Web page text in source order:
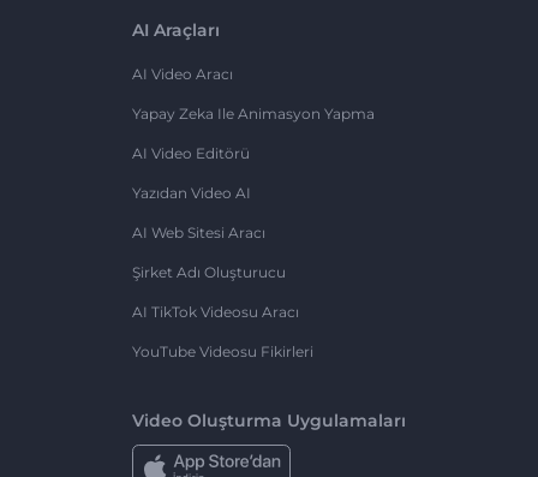
AI Araçları
AI Video Aracı
Yapay Zeka Ile Animasyon Yapma
AI Video Editörü
Yazıdan Video AI
AI Web Sitesi Aracı
Şirket Adı Oluşturucu
AI TikTok Videosu Aracı
YouTube Videosu Fikirleri
Video Oluşturma Uygulamaları